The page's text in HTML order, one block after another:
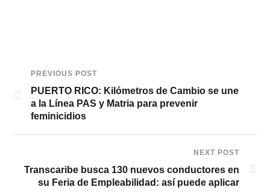
PREVIOUS POST
PUERTO RICO: Kilómetros de Cambio se une
a la Línea PAS y Matria para prevenir
feminicidios
NEXT POST
Transcaribe busca 130 nuevos conductores en
su Feria de Empleabilidad: así puede aplicar